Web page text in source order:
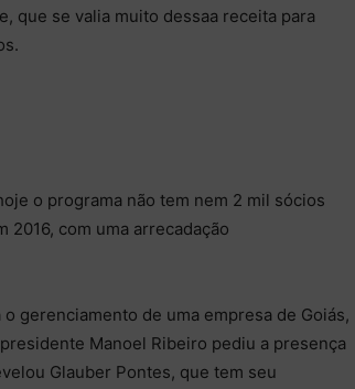
que se valia muito dessaa receita para
o programa não tem nem 2 mil sócios
2016, com uma arrecadação
gerenciamento de uma empresa de Goiás,
Manoel Ribeiro pediu a presença
Glauber Pontes, que tem seu